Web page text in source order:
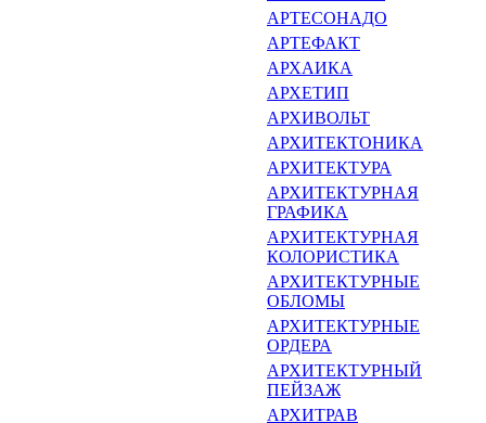
АРТЕСОНАДО
АРТЕФАКТ
АРХАИКА
АРХЕТИП
АРХИВОЛЬТ
АРХИТЕКТОНИКА
АРХИТЕКТУРА
АРХИТЕКТУРНАЯ
ГРАФИКА
АРХИТЕКТУРНАЯ
КОЛОРИСТИКА
АРХИТЕКТУРНЫЕ
ОБЛОМЫ
АРХИТЕКТУРНЫЕ
ОРДЕРА
АРХИТЕКТУРНЫЙ
ПЕЙЗАЖ
АРХИТРАВ